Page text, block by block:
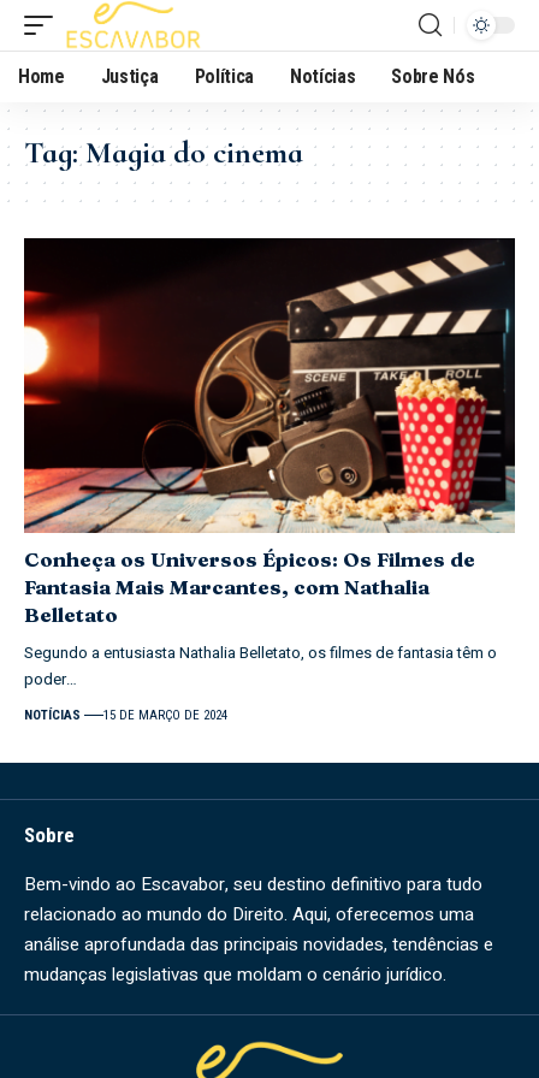
Home Justiça Política Notícias Sobre Nós
Tag:Magia do cinema
Conheça os Universos Épicos: Os Filmes de
Fantasia Mais Marcantes, com Nathalia
Belletato
Segundo a entusiasta Nathalia Belletato, os filmes de fantasia têm o
poder…
NOTÍCIAS 15 DE MARÇO DE 2024
Sobre
Bem-vindo ao Escavabor, seu destino definitivo para tudo
relacionado ao mundo do Direito. Aqui, oferecemos uma
análise aprofundada das principais novidades, tendências e
mudanças legislativas que moldam o cenário jurídico.